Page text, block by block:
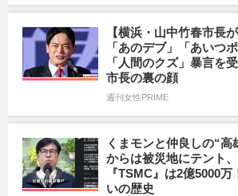
【横浜・山中竹春市長
「あのデブ」「あいつ
「人間のクズ」暴言を
市長の裏の顔
週刊女性PRIME
くまモンと仲良しの“
からは被災地にテント
『TSMC』は2億5000
いの歴史